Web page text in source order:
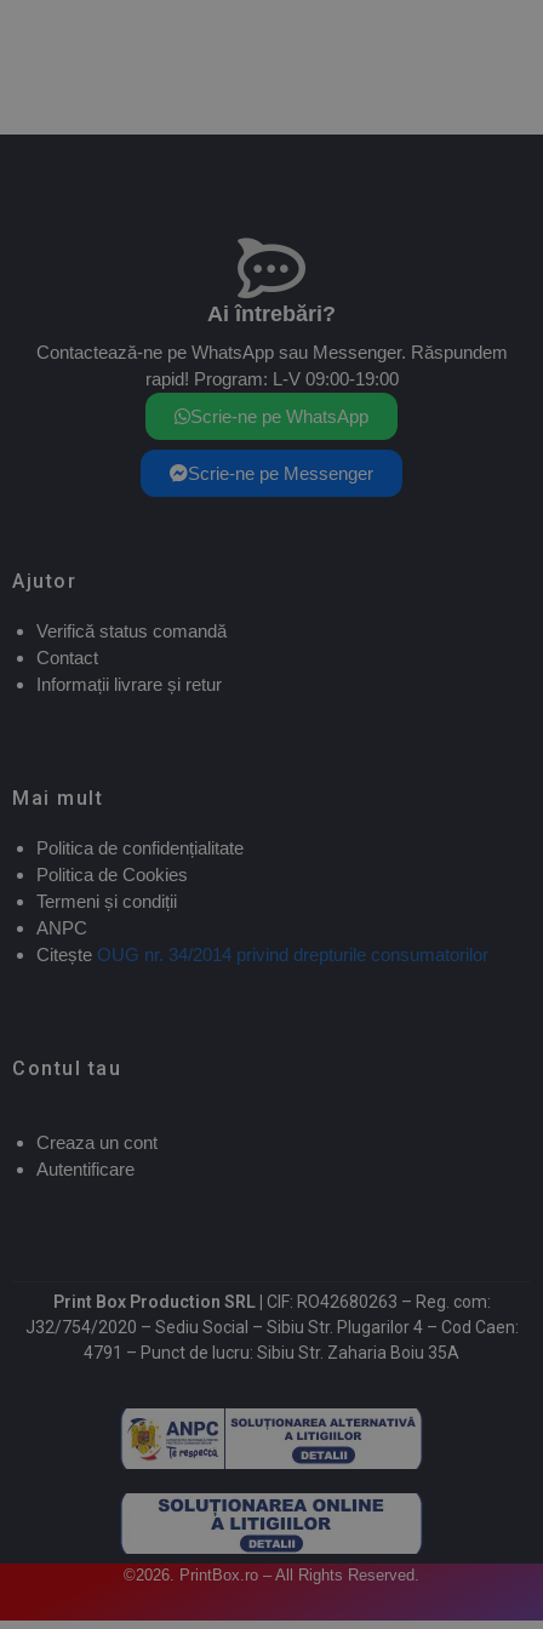
Ai întrebări?
Contactează-ne pe WhatsApp sau Messenger. Răspundem
rapid! Program: L-V 09:00-19:00
Scrie-ne pe WhatsApp
Scrie-ne pe Messenger
Ajutor
Verifică status comandă
Contact
Informații livrare și retur
Mai mult
Politica de confidențialitate
Politica de Cookies
Termeni și condiții
ANPC
Citește OUG nr. 34/2014 privind drepturile consumatorilor
Contul tau
Creaza un cont
Autentificare
Print Box Production SRL | CIF: RO42680263 – Reg. com:
J32/754/2020 – Sediu Social – Sibiu Str. Plugarilor 4 – Cod Caen:
4791 – Punct de lucru: Sibiu Str. Zaharia Boiu 35A
©2026. PrintBox.ro – All Rights Reserved.